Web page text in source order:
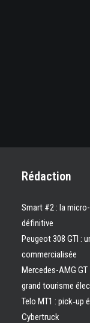
Rédaction
Smart #2 : la
définitive
Peugeot 308 GTI :
commercialisée
Mercedes-AMG
grand tourisme
Telo MT1 : pick‑up
Cybertruck